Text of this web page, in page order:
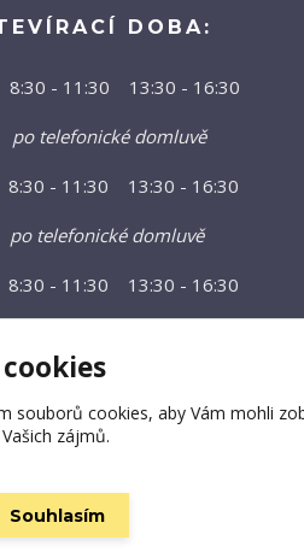
DOBA:
8:30 - 11:30 13:30 - 16:30
po telefonické domluvě
- 11:30 13:30 - 16:30
po telefonické domluvě
8:30 - 11:30 13:30 - 16:30
souborů cookies, aby Vám mohli
zájmů.
Souhlasím